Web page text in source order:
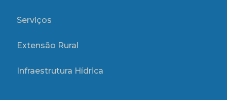
Serviços
Extensão Rural
Infraestrutura Hídrica